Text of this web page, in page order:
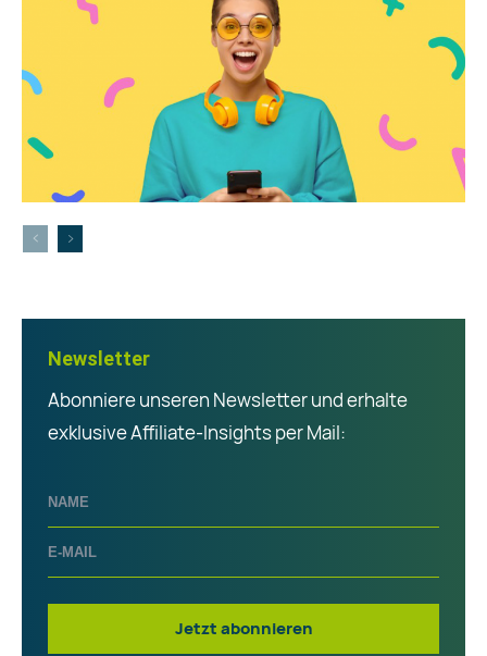
Newsletter
Abonniere unseren Newsletter und erhalte
exklusive Affiliate-Insights per Mail:
Jetzt abonnieren